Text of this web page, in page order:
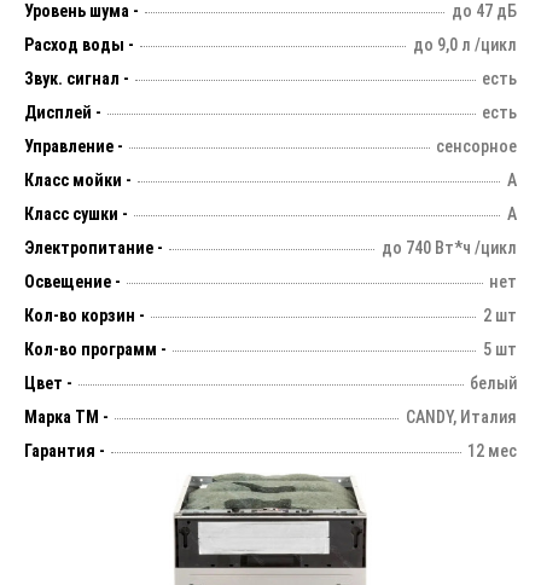
Уровень шума -
до 47 дБ
Расход воды -
до 9,0 л /цикл
Звук. сигнал -
есть
Дисплей -
есть
Управление -
сенсорное
Класс мойки -
А
Класс сушки -
А
Электропитание -
до 740 Вт*ч /цикл
Освещение -
нет
Кол-во корзин -
2 шт
Кол-во программ -
5 шт
Цвет -
белый
Марка ТМ -
CANDY, Италия
Гарантия -
12 мес